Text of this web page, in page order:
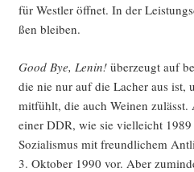
für West­ler öff­net. In der
ßen bleiben.
Good Bye, Lenin!über­zeugt auf
die nie nur auf die Lacher aus ist,
mit­fühlt, die auch Wei­nen zulässt.
einer DDR, wie sie viel­leicht 1989
Sozia­lis­mus mit freund­li­chem
3. Okto­ber 1990 vor. Aber